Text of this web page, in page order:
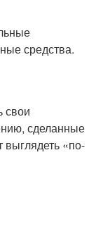
средства.
свои
сделанные
выглядеть «по-